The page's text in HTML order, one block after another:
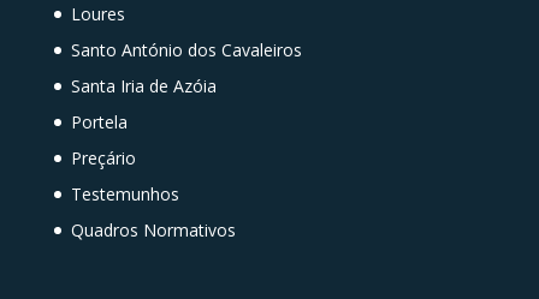
Loures
Santo António dos Cavaleiros
Santa Iria de Azóia
Portela
Preçário
Testemunhos
Quadros Normativos